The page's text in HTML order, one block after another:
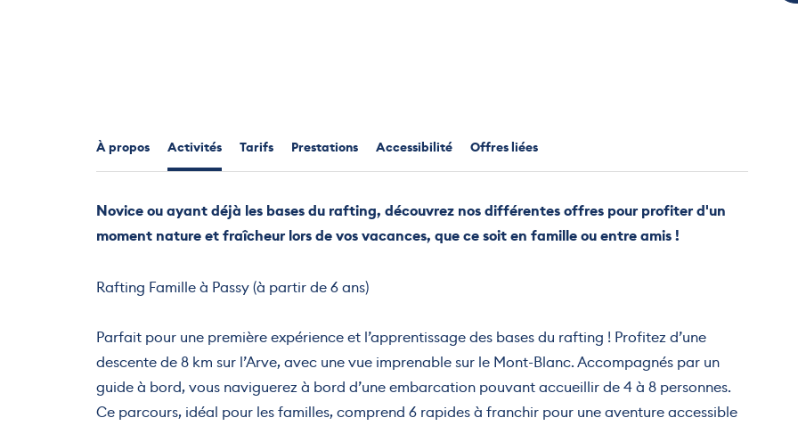
À propos Activités Tarifs Prestations Accessibilité Offres liées
Novice ou ayant déjà les bases du rafting, découvrez nos différentes offres pour profiter d'un
moment nature et fraîcheur lors de vos vacances, que ce soit en famille ou entre amis !
Rafting Famille à Passy (à partir de 6 ans)
Parfait pour une première expérience et l’apprentissage des bases du rafting ! Profitez d’une
descente de 8 km sur l’Arve, avec une vue imprenable sur le Mont-Blanc. Accompagnés par un
guide à bord, vous naviguerez à bord d’une embarcation pouvant accueillir de 4 à 8 personnes.
Ce parcours, idéal pour les familles, comprend 6 rapides à franchir pour une aventure accessible